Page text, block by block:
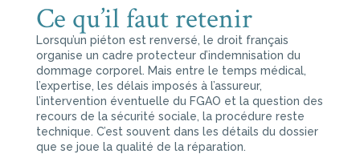
Ce qu’il faut retenir
Lorsqu’un piéton est renversé, le droit français
organise un cadre protecteur d’indemnisation du
dommage corporel. Mais entre le temps médical,
l’expertise, les délais imposés à l’assureur,
l’intervention éventuelle du FGAO et la question des
recours de la sécurité sociale, la procédure reste
technique. C’est souvent dans les détails du dossier
que se joue la qualité de la réparation.